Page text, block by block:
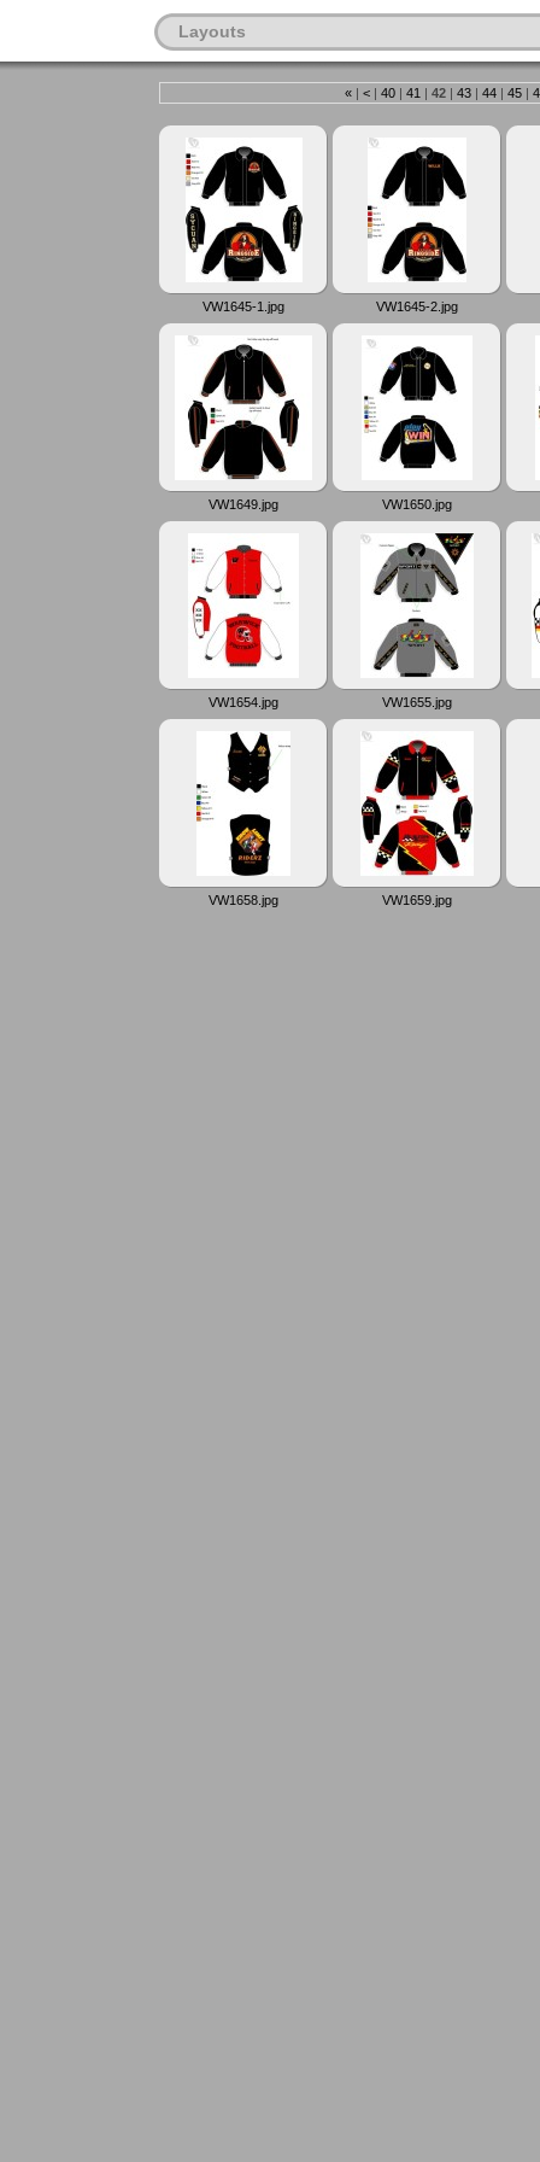
Layouts
« | < | 40 | 41 | 42 | 43 | 44 | 45 |
VW1645-1.jpg VW1645-2.jpg
VW1649.jpg VW1650.jpg
VW1654.jpg VW1655.jpg
VW1658.jpg VW1659.jpg